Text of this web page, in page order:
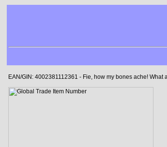
EAN/GIN: 4002381112361 - Fie, how my bones ache!